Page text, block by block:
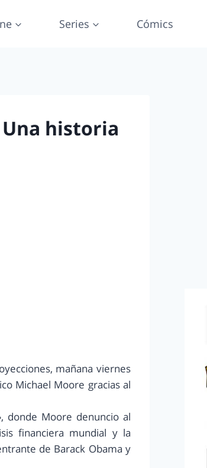
Series Cómics
Una historia
mañana viernes
Michael Moore gracias al
donde Moore denuncio al
financiera mundial y la
de Barack Obama y